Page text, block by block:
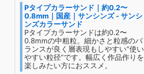
Pタイプカラーサンド｜約0.2〜
0.8mm｜国産｜サンシンズ - サンシ
ンズカラーサンド
Pタイプカラーサンドは約0.2〜
0.8mmの中粗粒。細かさと粒感のバ
ランスが良く層表現もしやすい“使い
やすい粒径”です。幅広く作品作りを
楽しみたい方におススメ。